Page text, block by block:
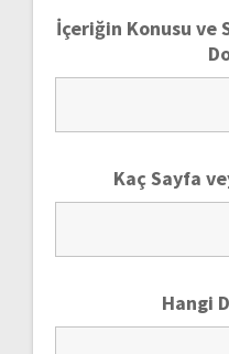
İçeriğin Konusu ve
Kaç Sayfa
Hangi